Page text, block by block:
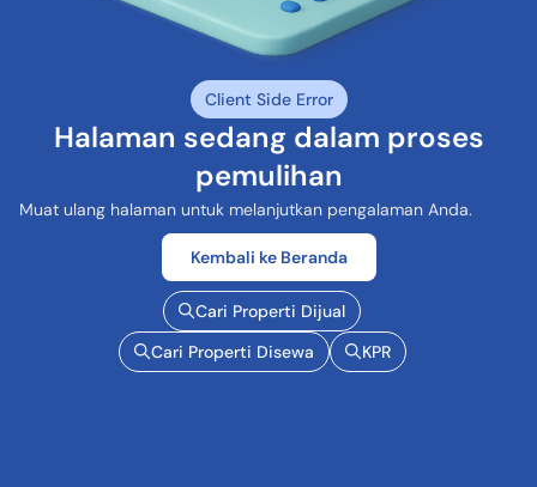
Client Side Error
Halaman sedang dalam proses
pemulihan
Muat ulang halaman untuk melanjutkan pengalaman Anda.
Kembali ke Beranda
Cari Properti Dijual
Cari Properti Disewa
KPR